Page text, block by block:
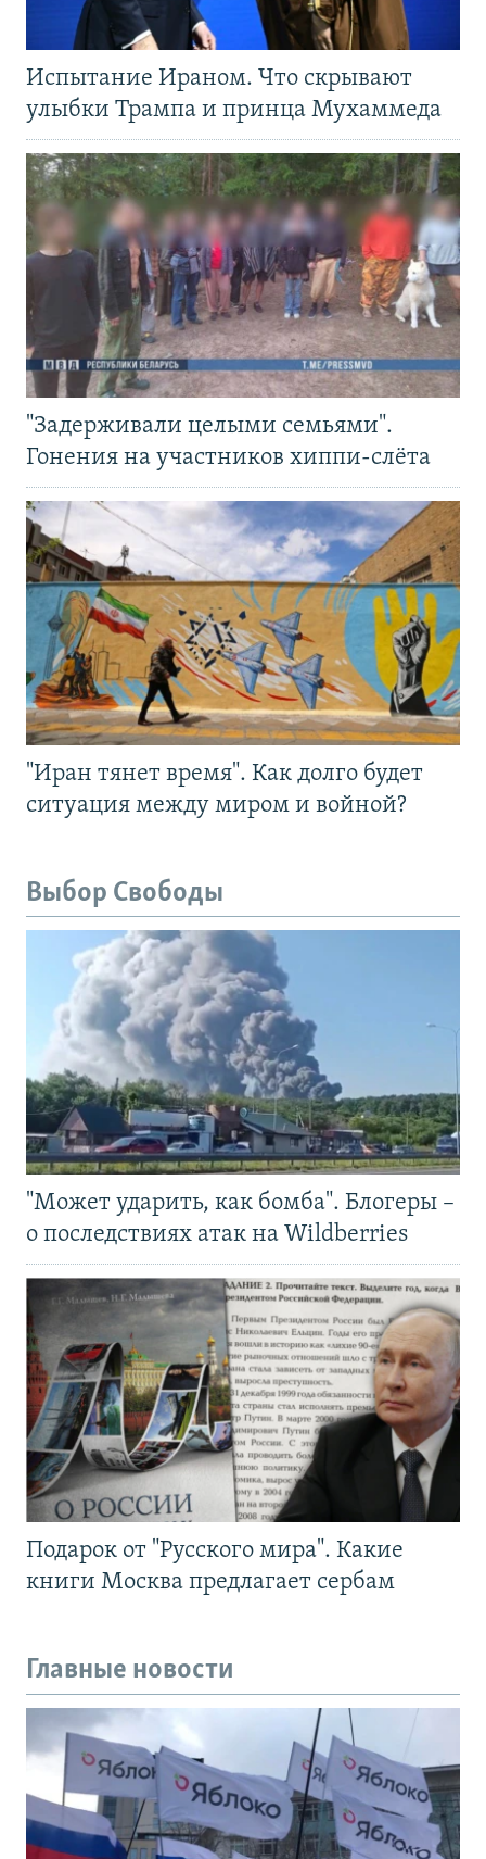
Испытание Ираном. Что скрывают
улыбки Трампа и принца Мухаммеда
"Задерживали целыми семьями".
Гонения на участников хиппи-слёта
"Иран тянет время". Как долго будет
ситуация между миром и войной?
Выбор Свободы
"Может ударить, как бомба". Блогеры –
о последствиях атак на Wildberries
Подарок от "Русского мира". Какие
книги Москва предлагает сербам
Главные новости